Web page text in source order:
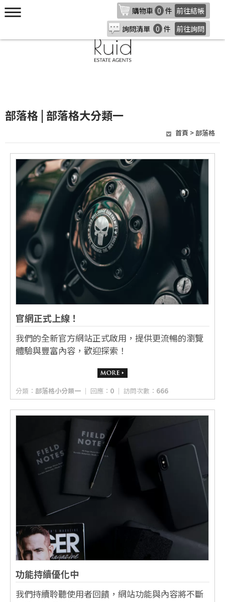
購物車 0 件 前往結帳
詢問清單 0 件 前往詢問
部落格 | 部落格大分類一
首頁 > 部落格
官網正式上線！
我們的全新官方網站正式啟用，提供更流暢的瀏覽
體驗與豐富內容，歡迎探索！
分類： 部落格小分類一 │ 回應： 0 │ 訪問次數： 666
功能持續優化中
我們持續聆聽使用者回饋，網站功能與內容將不斷